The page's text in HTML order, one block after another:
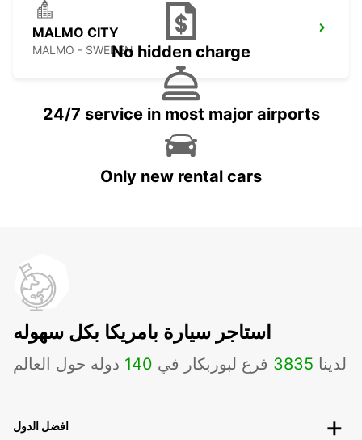
MALMO CITY
MALMO - SWEDENNo hidden charge
24/7 service in most major airports
Only new rental cars
استاجر سيارة بامريكا بكل سهوله
لدينا 3835 فرع لبوربكار في 140 دوله حول العالم
افضل الدول